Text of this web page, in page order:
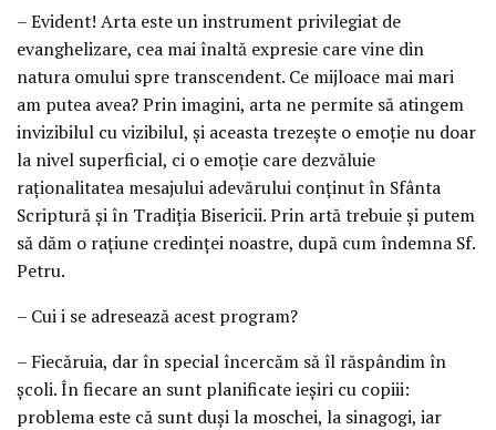
– Evident! Arta este un instrument privilegiat de
evanghelizare, cea mai înaltă expresie care vine din
natura omului spre transcendent. Ce mijloace mai mari
am putea avea? Prin imagini, arta ne permite să atingem
invizibilul cu vizibilul, şi aceasta trezeşte o emoţie nu doar
la nivel superficial, ci o emoţie care dezvăluie
raţionalitatea mesajului adevărului conţinut în Sfânta
Scriptură şi în Tradiţia Bisericii. Prin artă trebuie şi putem
să dăm o raţiune credinţei noastre, după cum îndemna Sf.
Petru.
– Cui i se adresează acest program?
– Fiecăruia, dar în special încercăm să îl răspândim în
şcoli. În fiecare an sunt planificate ieşiri cu copiii:
problema este că sunt duşi la moschei, la sinagogi, iar